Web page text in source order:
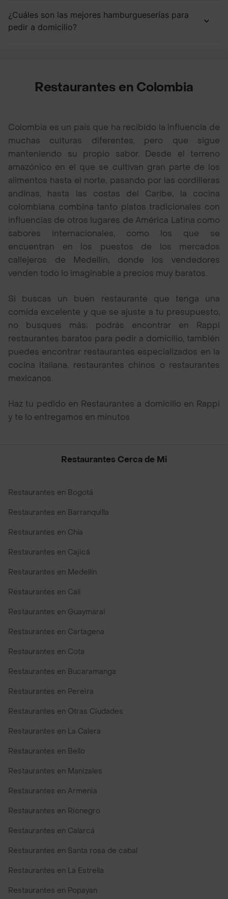
¿Cuáles son las mejores hamburgueserías para
pedir a domicilio?
Restaurantes en Colombia
Colombia es un país que ha recibido la influencia de
muchas culturas diferentes, pero que sigue
manteniendo su propio sabor. Desde el terreno
amazónico en el que se cultivan gran parte de los
alimentos hasta el norte, pasando por las cordilleras
andinas, hasta las costas del Caribe, la cocina
colombiana combina tanto platos tradicionales con
influencias de otros lugares de América Latina como
sabores internacionales, como los que se
encuentran en los puestos de los mercados
callejeros de Medellín, donde los vendedores
venden todo lo imaginable a precios muy baratos.
Si buscas un buen restaurante que tenga una
comida excelente y que se ajuste a tu presupuesto,
no busques más; podrás encontrar en Rappi
restaurantes baratos para pedir a domicilio, también
puedes encontrar restaurantes especializados en la
cocina italiana, restaurantes chinos o restaurantes
mexicanos.
Haz tu pedido en Restaurantes a domicilio en Rappi
y te lo entregamos en minutos
Restaurantes Cerca de Mi
Restaurantes en Bogotá
Restaurantes en Barranquilla
Restaurantes en Chía
Restaurantes en Cajicá
Restaurantes en Medellín
Restaurantes en Cali
Restaurantes en Guaymaral
Restaurantes en Cartagena
Restaurantes en Cota
Restaurantes en Bucaramanga
Restaurantes en Pereira
Restaurantes en Otras Ciudades
Restaurantes en La Calera
Restaurantes en Bello
Restaurantes en Manizales
Restaurantes en Armenia
Restaurantes en Rionegro
Restaurantes en Calarcá
Restaurantes en Santa rosa de cabal
Restaurantes en La Estrella
Restaurantes en Popayan